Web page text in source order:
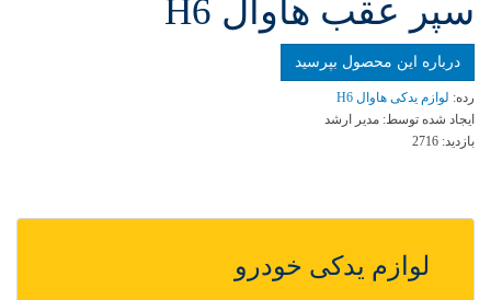
سپر عقب هاوال H6
درباره این محصول بپرسید
رده: لوازم یدکی هاوال H6
ایجاد شده توسط: مدیر ارشد
بازدید: 2716
لوازم یدکی خودرو